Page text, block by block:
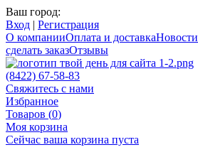
Ваш город:
Вход | Регистрация
О компанииОплата и доставкаНовости
сделать заказОтзывы
(8422) 67-58-83
Свяжитесь с нами
Избранное
Товаров (0)
Моя корзина
Сейчас ваша корзина пуста